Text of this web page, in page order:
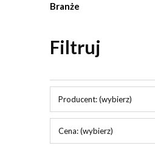
Branże
Filtruj
Producent: (wybierz)
Cena: (wybierz)